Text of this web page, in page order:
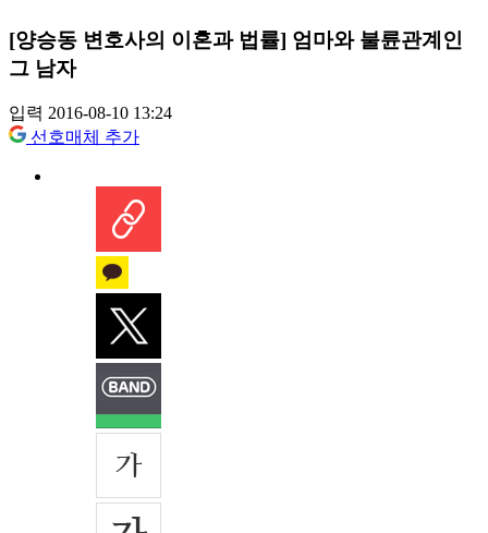
[양승동 변호사의 이혼과 법률] 엄마와 불륜관계인
그 남자
입력 2016-08-10 13:24
선호매체 추가